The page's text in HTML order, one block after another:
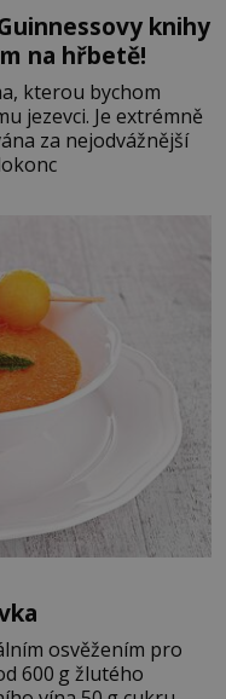
knihy
na hřbetě!
kterou bychom
jezevci. Je extrémně
za nejodvážnější
osvěžením pro